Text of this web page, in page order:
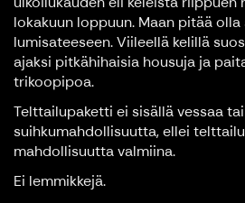
lokakuun loppuun. Maan pitää olla
lumisateeseen. Viileellä kelillä
ajaksi pitkähihaisia housuja ja
trikoopipoa.
Telttailupaketti ei sisällä vessaa tai
suihkumahdollisuutta, ellei
mahdollisuutta valmiina.
Ei lemmikkejä.